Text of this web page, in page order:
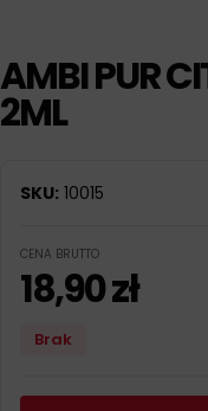
AMBI PUR
2ML
SKU: 10015
CENA BRUTTO
18,90zł
Brak